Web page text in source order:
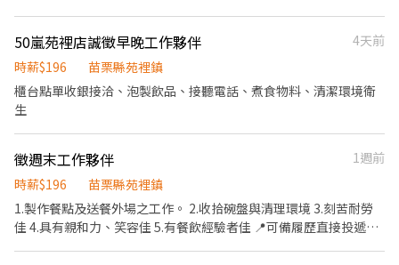
設備與環境清潔以維護商店形象 5.其他店長、副店長交辦事項 排班
制，各班時段： 早班：07:00~15:00 中班：15:00~23:00 夜班：
23:00~07:00 (可能依當區需求，支援其他門市) 歡迎對便利商店之工
作有興趣者， 願接受店舖基礎訓練，未來依表現、績效能力可培訓
50嵐苑裡店誠徵早晚工作夥伴
4天前
時薪$196
苗栗縣苑裡鎮
櫃台點單收銀接洽、泡製飲品、接聽電話、煮食物料、清潔環境衛
生
徵週末工作夥伴
1週前
時薪$196
苗栗縣苑裡鎮
1.製作餐點及送餐外場之工作。 2.收拾碗盤與清理環境 3.刻苦耐勞
佳 4.具有親和力、笑容佳 5.有餐飲經驗者佳 📍可備履歷直接投遞店